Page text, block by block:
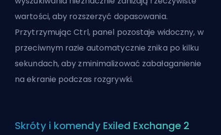
wartości, aby rozszerzyć dopasowania.
Przytrzymując Ctrl, panel pozostaje widoczny, w
przeciwnym razie automatycznie znika po kilku
sekundach, aby zminimalizować zabałaganienie
na ekranie podczas rozgrywki.
Skróty i komendy Exiled Exchange 2